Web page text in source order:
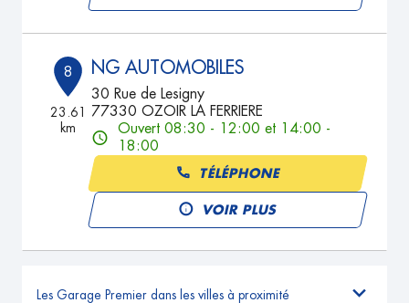
8
23.61
km
NG AUTOMOBILES
30 Rue de Lesigny
77330 OZOIR LA FERRIERE
Ouvert 08:30 - 12:00 et 14:00 -
18:00
TÉLÉPHONE
VOIR PLUS
Les Garage Premier dans les villes à proximité